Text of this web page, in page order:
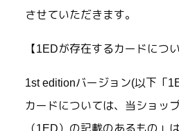
させていただきます。
【1EDが存在するカードについ
1st editionバージョン(以下「
カードについては、当ショッ